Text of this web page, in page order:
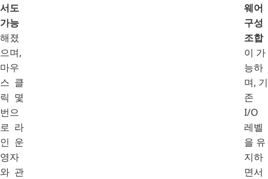
서도
가능
해졌
으며,
마우
스 클
릭 몇
번으
로 라
인 운
영자
와 관
웨어
구성
조합
이 가
능하
며, 기
존
I/O
레벨
을 유
지하
면서